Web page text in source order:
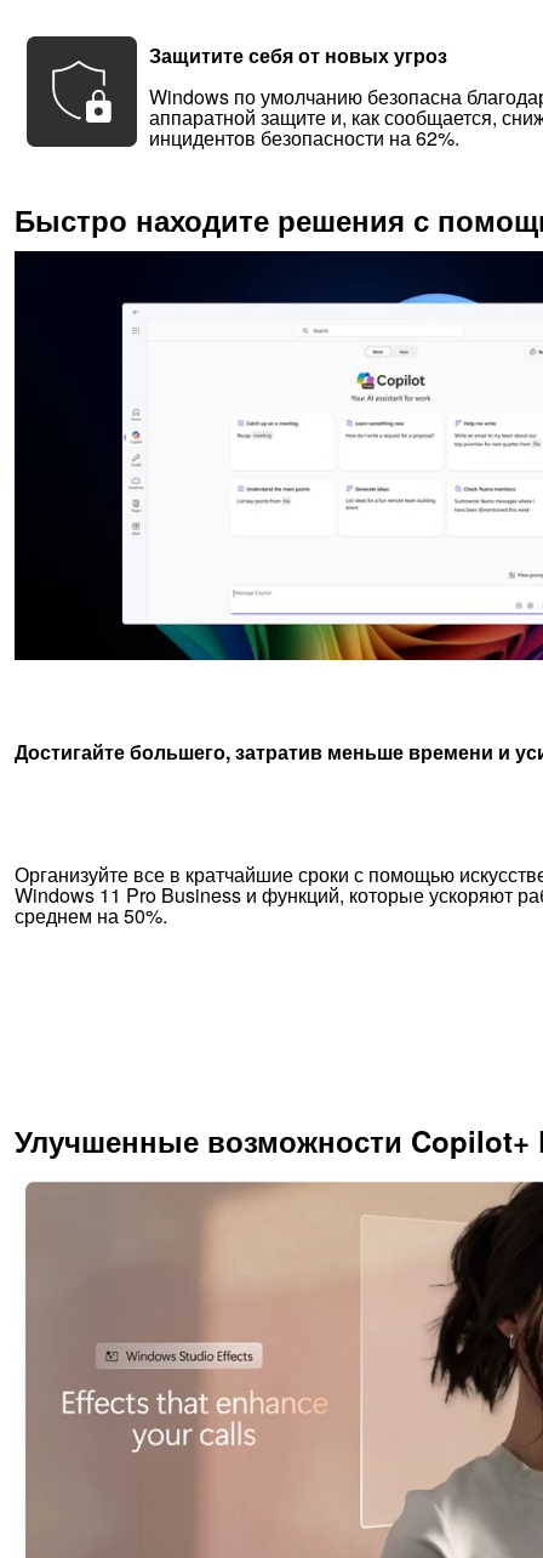
Защитите себя от новых угроз
Windows по умолчанию безопасна
аппаратной защите и, как сообщается,
инцидентов безопасности на 62%.
Быстро находите решения с
Достигайте большего, затратив меньше времени и
Организуйте все в кратчайшие сроки с помощью
Windows 11 Pro Business и функций, которые ускоряют
среднем на 50%.
Улучшенные возможности Copilot+